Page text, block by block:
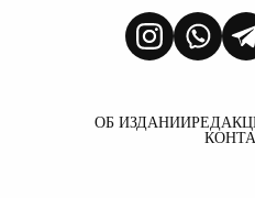
ОБ ИЗДАНИИ